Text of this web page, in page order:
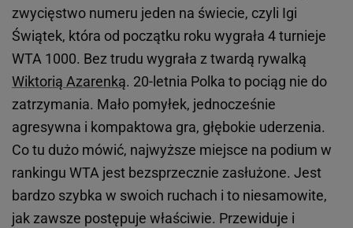
zwycięstwo numeru jeden na świecie, czyli Igi
Świątek, która od początku roku wygrała 4 turnieje
WTA 1000. Bez trudu wygrała z twardą rywalką
Wiktorią Azarenką. 20-letnia Polka to pociąg nie do
zatrzymania. Mało pomyłek, jednocześnie
agresywna i kompaktowa gra, głębokie uderzenia.
Co tu dużo mówić, najwyższe miejsce na podium w
rankingu WTA jest bezsprzecznie zasłużone. Jest
bardzo szybka w swoich ruchach i to niesamowite,
jak zawsze postępuje właściwie. Przewiduje i